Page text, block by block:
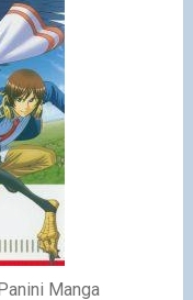
Manga